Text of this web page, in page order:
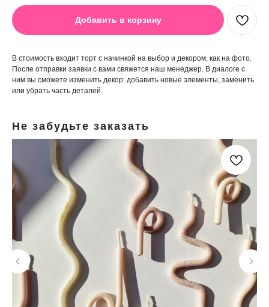
Добавить в корзину
В стоимость входит торт с начинкой на выбор и декором, как на фото.
После отправки заявки с вами свяжется наш менеджер. В диалоге с
ним вы сможете изменить декор: добавить новые элементы, заменить
или убрать часть деталей.
Не забудьте заказать